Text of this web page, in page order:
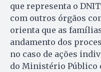
que representa o
com outros órgãos
orienta que as
andamento dos
no caso de ações
do Ministério Público